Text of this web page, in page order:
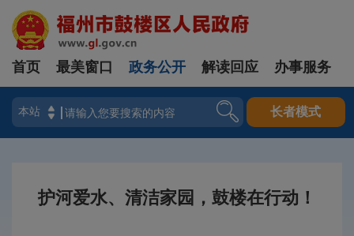
登录
首页 最美窗口 政务公开 解读回应 办事服务
长者模式
护河爱水、清洁家园，鼓楼在行动！